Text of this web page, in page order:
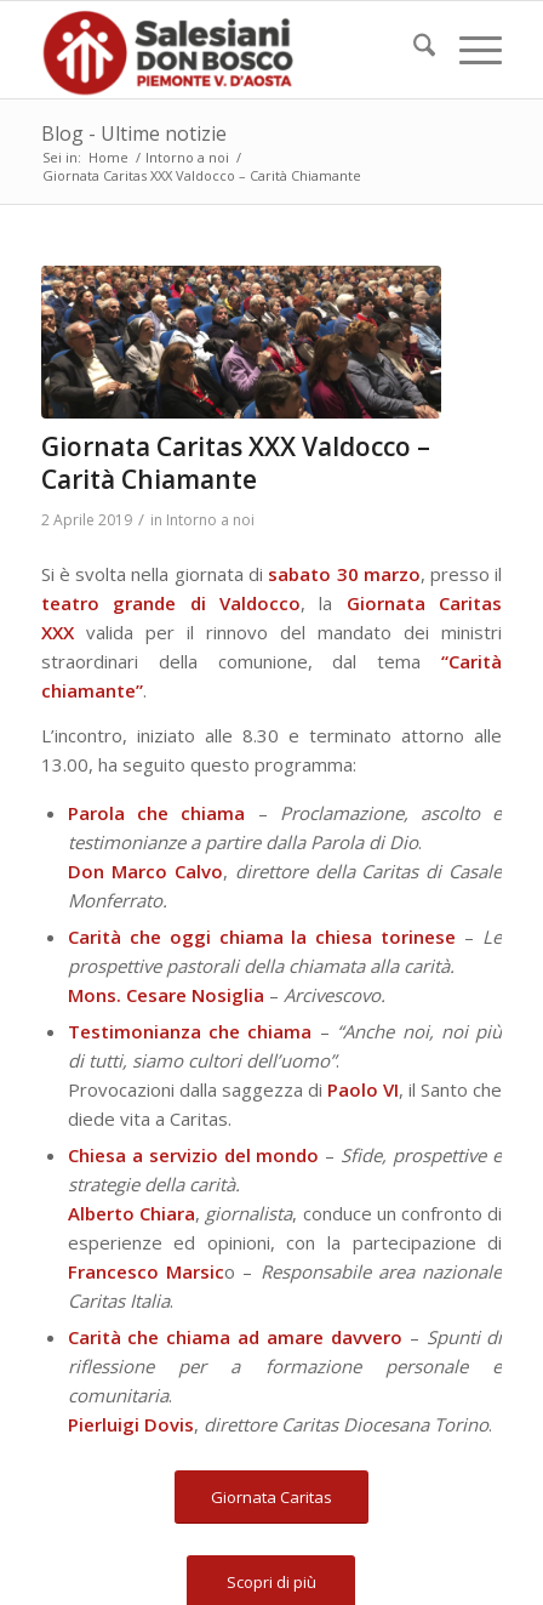
Blog - Ultime notizie
Sei in: Home / Intorno a noi /
Giornata Caritas XXX Valdocco – Carità Chiamante
Giornata Caritas XXX Valdocco –
Carità Chiamante
2 Aprile 2019 / in Intorno a noi
Si è svolta nella giornata di sabato 30 marzo, presso il
teatro grande di Valdocco, la Giornata Caritas
XXX valida per il rinnovo del mandato dei ministri
straordinari della comunione, dal tema“Carità
chiamante”.
L’incontro, iniziato alle 8.30 e terminato attorno alle
13.00, ha seguito questo programma:
Parola che chiama – Proclamazione, ascolto e
testimonianze a partire dalla Parola di Dio.
Don Marco Calvo, direttore della Caritas di Casale
Monferrato.
Carità che oggi chiama la chiesa torinese – Le
prospettive pastorali della chiamata alla carità.
Mons. Cesare Nosiglia – Arcivescovo.
Testimonianza che chiama – “Anche noi, noi più
di tutti, siamo cultori dell’uomo”.
Provocazioni dalla saggezza di Paolo VI, il Santo che
diede vita a Caritas.
Chiesa a servizio del mondo – Sfide, prospettive e
strategie della carità.
Alberto Chiara, giornalista, conduce un confronto di
esperienze ed opinioni, con la partecipazione di
Francesco Marsico – Responsabile area nazionale
Caritas Italia.
Carità che chiama ad amare davvero – Spunti di
riflessione per a formazione personale e
comunitaria.
Pierluigi Dovis, direttore Caritas Diocesana Torino.
Giornata Caritas
Scopri di più